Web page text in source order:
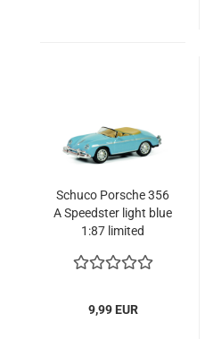
Schuco Porsche 356
A Speedster light blue
1:87 limited
9,99 EUR